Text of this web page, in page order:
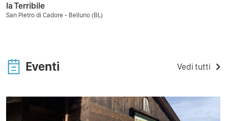
la Terribile
San Pietro di Cadore - Belluno (BL)
Eventi Vedi tutti